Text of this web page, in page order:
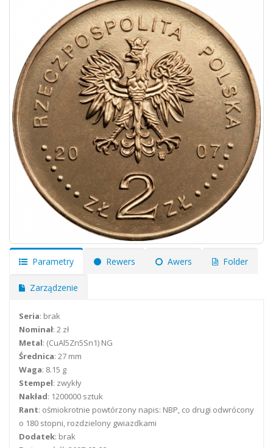
Parametry Rewers Awers Folder
Zarządzenie
Seria: brak
Nominał: 2 zł
Metal: (CuAl5Zn5Sn1) NG
Średnica: 27 mm
Waga: 8.15 g
Stempel: zwykły
Nakład: 1200000 sztuk
Rant: ośmiokrotnie powtórzony napis: NBP, co drugi odwrócony
o 180 stopni, rozdzielony gwiazdkami
Dodatek: brak